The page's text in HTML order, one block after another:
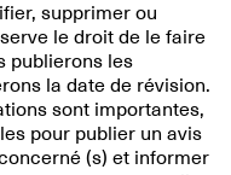
supprimer ou
le droit de le faire
publierons les
la date de révision.
sont importantes,
pour publier un avis
(s) et informer